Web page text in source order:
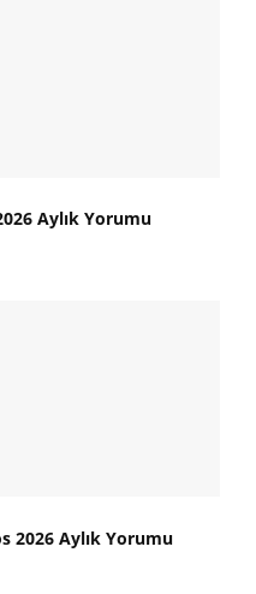
Aylık Yorumu
2026 Aylık Yorumu